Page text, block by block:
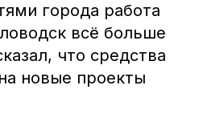
города работа
всё больше
что средства
новые проекты